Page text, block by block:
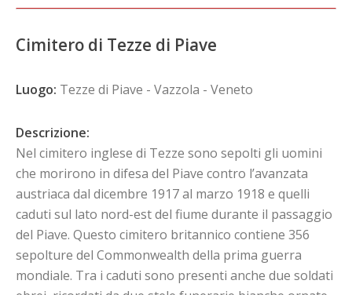
Cimitero di Tezze di Piave
Luogo: Tezze di Piave - Vazzola - Veneto
Descrizione:
Nel cimitero inglese di Tezze sono sepolti gli uomini
che morirono in difesa del Piave contro l’avanzata
austriaca dal dicembre 1917 al marzo 1918 e quelli
caduti sul lato nord-est del fiume durante il passaggio
del Piave. Questo cimitero britannico contiene 356
sepolture del Commonwealth della prima guerra
mondiale. Tra i caduti sono presenti anche due soldati